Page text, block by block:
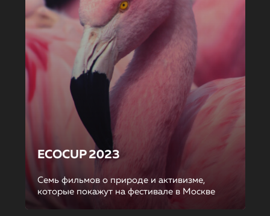
ECOCUP 2023
Семь фильмов о природе и активизме,
которые покажут на фестивале в Москве